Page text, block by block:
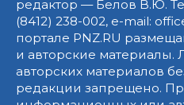
редактор — Белов В.Ю.
(8412) 238-002, e-mail:
портале PNZ.RU
и авторские материалы.
авторских материалов
редакции запрещено.